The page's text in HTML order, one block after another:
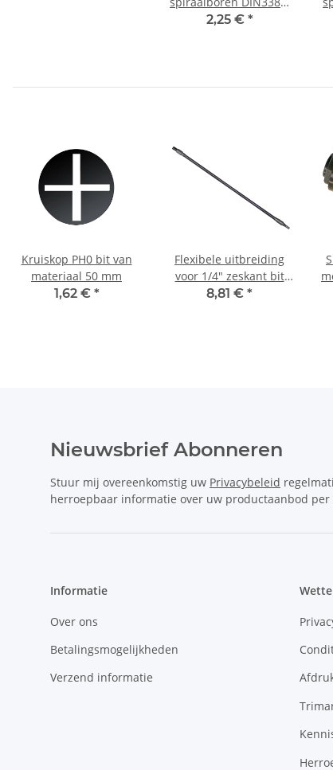
voor metaal Ø 1 mm
2,25 € *
Kruiskop PH0 bit van
materiaal 50 mm
1,62 € *
Flexibele uitbreiding
voor 1/4" zeskant bit
460 mm
8,81 € *
Nieuwsbrief Abonneren
Stuur mij overeenkomstig uw Privacybeleid
herroepbaar informatie over uw productaanbod per
Informatie
Over ons
Betalingsmogelijkheden
Verzend informatie